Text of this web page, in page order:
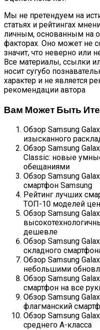
Мы не претендуем на
статьях и рейтингах
личным, основанным на
факторах. Оно может не
значит, что неверно или
Все материалы, ссылки
носит сугубо
характер и не является
рекомендации автора
Вам Может Быть
Обзор Samsung
изысканного
Обзор Samsung
Classic: новые
обещаниями
Обзор Samsung
смартфон Samsung
Рейтинг лучших
ТОП-10 моделей
Обзор Samsung
дешевле
Обзор Samsung
складного
Обзор Samsung
небольшими
Обзор Samsung
смартфон на все
Обзор Samsung
флагманский
Обзор Samsung
среднего A-класса